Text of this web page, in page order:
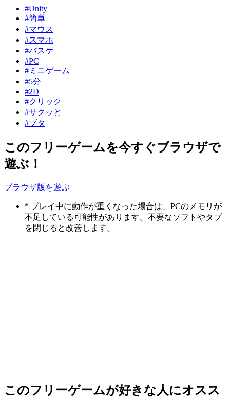
#Unity
#簡単
#マウス
#スマホ
#バスケ
#PC
#ミニゲーム
#5分
#2D
#クリック
#サクッと
#ブタ
このフリーゲームを今すぐブラウザで
遊ぶ！
ブラウザ版を遊ぶ
* プレイ中に動作が重くなった場合は、PCのメモリが
不足している可能性があります。不要なソフトやタブ
を閉じると改善します。
このフリーゲームが好きな人にオスス